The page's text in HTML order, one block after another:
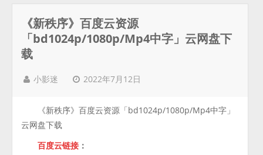
《新秩序》百度云资源
「bd1024p/1080p/Mp4中字」云网盘下
载
小影迷 2022年7月12日
《新秩序》百度云资源「bd1024p/1080p/Mp4中字」
云网盘下载
百度云链接 ：